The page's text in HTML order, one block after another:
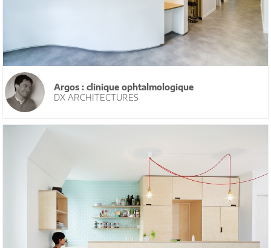
Argos : clinique ophtalmologique
DX ARCHITECTURES